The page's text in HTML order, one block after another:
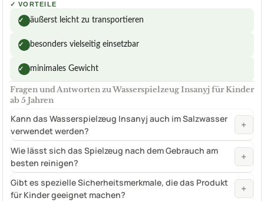
✓ VORTEILE
✓ äußerst leicht zu transportieren
✓ besonders vielseitig einsetzbar
✓ minimales Gewicht
Fragen und Antworten zu Wasserspielzeug Insanyj für Kinder
ab 5 Jahren
Kann das Wasserspielzeug Insanyj auch im Salzwasser
verwendet werden?
+
Wie lässt sich das Spielzeug nach dem Gebrauch am
besten reinigen?
+
Gibt es spezielle Sicherheitsmerkmale, die das Produkt
für Kinder geeignet machen?
+